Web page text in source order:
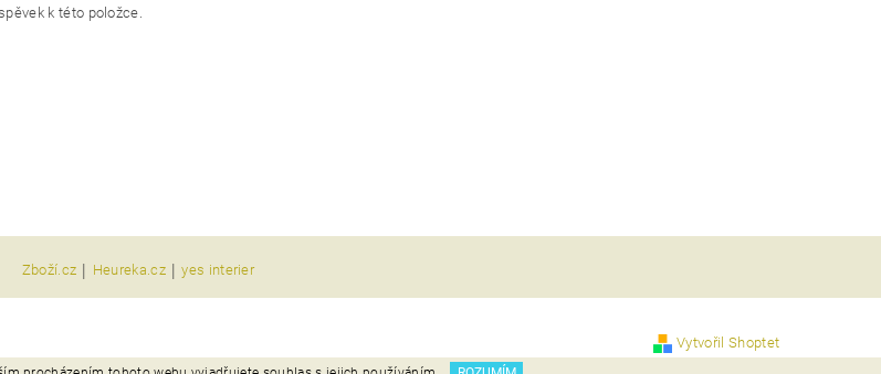
k této položce.
Zboží.cz | Heureka.cz | yes interier
Vytvořil Shoptet